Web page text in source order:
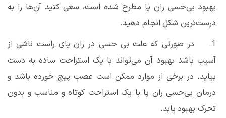
بهبود بی‌حسی ران پا مطرح شده است، سعی کنید آن‌ها را به
درست‌ترین شکل انجام دهید.
1. در صورتی که علت بی حسی در ران پای راست ناشی از
آسیب باشد بهبود آن می‌تواند با یک استراحت ساده به دست
بیاید. در برخی از موارد ممکن است عصب پیچ خورده باشد و
درمان بی‌‌حسی ران پا با یک استراحت کوتاه و مناسب و بدون
تحرک بهبود یابد.